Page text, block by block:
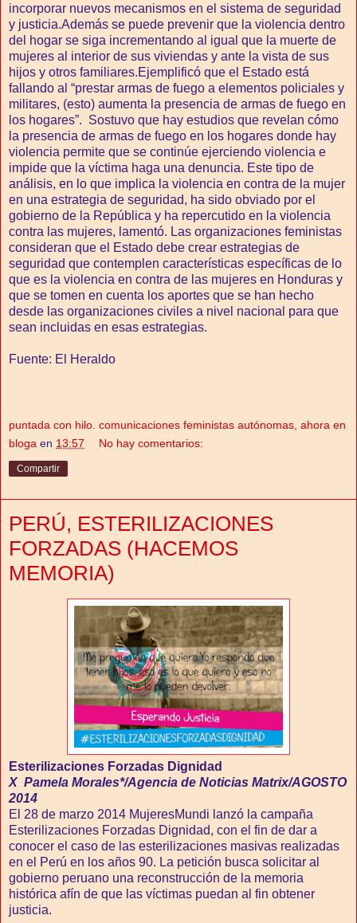
incorporar nuevos mecanismos en el sistema de seguridad
y justicia.Además se puede prevenir que la violencia dentro
del hogar se siga incrementando al igual que la muerte de
mujeres al interior de sus viviendas y ante la vista de sus
hijos y otros familiares.Ejemplificó que el Estado está
fallando al “prestar armas de fuego a elementos policiales y
militares, (esto) aumenta la presencia de armas de fuego en
los hogares”. Sostuvo que hay estudios que revelan cómo
la presencia de armas de fuego en los hogares donde hay
violencia permite que se continúe ejerciendo violencia e
impide que la víctima haga una denuncia. Este tipo de
análisis, en lo que implica la violencia en contra de la mujer
en una estrategia de seguridad, ha sido obviado por el
gobierno de la República y ha repercutido en la violencia
contra las mujeres, lamentó. Las organizaciones feministas
consideran que el Estado debe crear estrategias de
seguridad que contemplen características específicas de lo
que es la violencia en contra de las mujeres en Honduras y
que se tomen en cuenta los aportes que se han hecho
desde las organizaciones civiles a nivel nacional para que
sean incluidas en esas estrategias.
Fuente: El Heraldo
puntada con hilo. comunicaciones feministas autónomas, ahora en
bloga en 13:57 No hay comentarios:
Compartir
PERÚ, ESTERILIZACIONES
FORZADAS (HACEMOS
MEMORIA)
Esterilizaciones Forzadas Dignidad
X Pamela Morales*/Agencia de Noticias Matrix/AGOSTO
2014
El 28 de marzo 2014 MujeresMundi lanzó la campaña
Esterilizaciones Forzadas Dignidad, con el fin de dar a
conocer el caso de las esterilizaciones masivas realizadas
en el Perú en los años 90. La petición busca solicitar al
gobierno peruano una reconstrucción de la memoria
histórica afín de que las víctimas puedan al fin obtener
justicia.